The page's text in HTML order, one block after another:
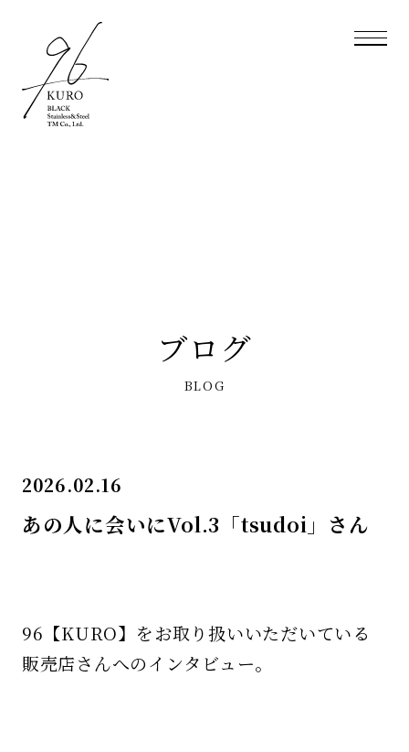
ブログ
BLOG
2026.02.16
あの人に会いにVol.3「tsudoi」さん
96【KURO】をお取り扱いいただいている
販売店さんへのインタビュー。